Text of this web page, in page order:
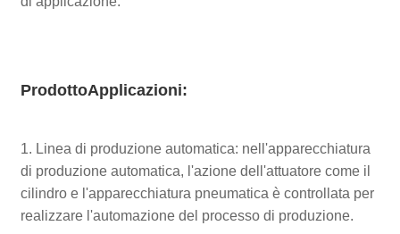
ProdottoApplicazioni:
1. Linea di produzione automatica: nell'apparecchiatura
di produzione automatica, l'azione dell'attuatore come il
cilindro e l'apparecchiatura pneumatica è controllata per
realizzare l'automazione del processo di produzione.